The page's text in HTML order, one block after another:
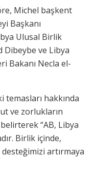
Michel başkent
Başkanı
Ulusal Birlik
Dibeybe ve Libya
Bakanı Necla el-
temasları hakkında
ve zorlukların
“AB, Libya
Birlik içinde,
artırmaya